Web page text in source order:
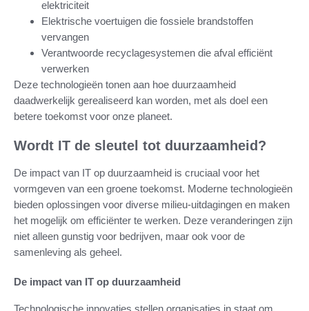
elektriciteit
Elektrische voertuigen die fossiele brandstoffen
vervangen
Verantwoorde recyclagesystemen die afval efficiënt
verwerken
Deze technologieën tonen aan hoe duurzaamheid
daadwerkelijk gerealiseerd kan worden, met als doel een
betere toekomst voor onze planeet.
Wordt IT de sleutel tot duurzaamheid?
De impact van IT op duurzaamheid is cruciaal voor het
vormgeven van een groene toekomst. Moderne technologieën
bieden oplossingen voor diverse milieu-uitdagingen en maken
het mogelijk om efficiënter te werken. Deze veranderingen zijn
niet alleen gunstig voor bedrijven, maar ook voor de
samenleving als geheel.
De impact van IT op duurzaamheid
Technologische innovaties stellen organisaties in staat om